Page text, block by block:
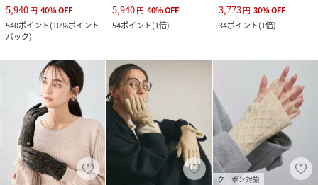
5,940円 40%OFF
540ポイント(10%ポイント
バック)
5,940円 40%OFF
54ポイント(1倍)
3,773円 30%OFF
34ポイント(1倍)
クーポン対象